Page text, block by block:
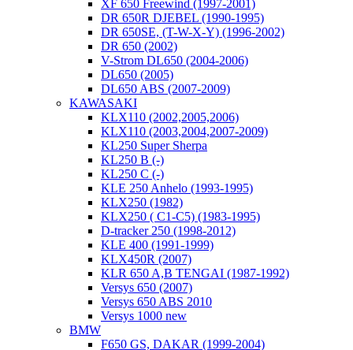
XF 650 Freewind (1997-2001)
DR 650R DJEBEL (1990-1995)
DR 650SE, (T-W-X-Y) (1996-2002)
DR 650 (2002)
V-Strom DL650 (2004-2006)
DL650 (2005)
DL650 ABS (2007-2009)
KAWASAKI
KLX110 (2002,2005,2006)
KLX110 (2003,2004,2007-2009)
KL250 Super Sherpa
KL250 B (-)
KL250 C (-)
KLE 250 Anhelo (1993-1995)
KLX250 (1982)
KLX250 ( C1-C5) (1983-1995)
D-tracker 250 (1998-2012)
KLE 400 (1991-1999)
KLX450R (2007)
KLR 650 A,B TENGAI (1987-1992)
Versys 650 (2007)
Versys 650 ABS 2010
Versys 1000 new
BMW
F650 GS, DAKAR (1999-2004)